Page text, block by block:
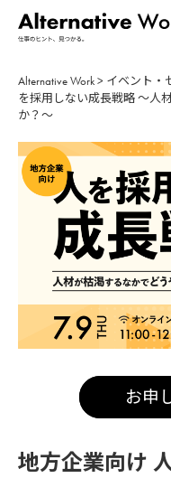
Alternative Work> イベント・
を採用しない成長戦略 〜人
か？〜
お申
地方企業向け